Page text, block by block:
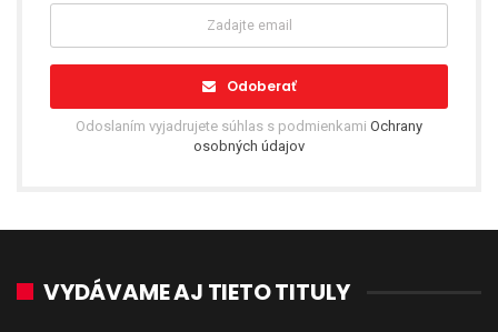
Odoberať
Odoslaním vyjadrujete súhlas s podmienkami Ochrany
osobných údajov
VYDÁVAME AJ TIETO TITULY